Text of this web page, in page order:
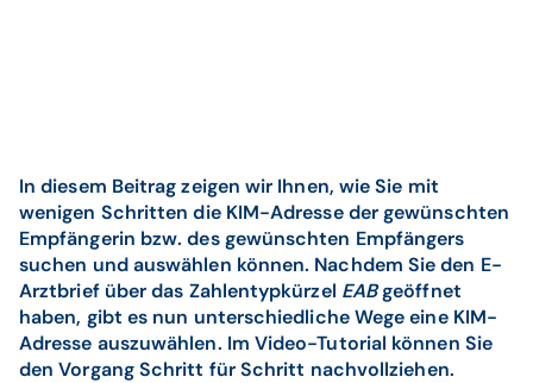
In diesem Beitrag zeigen wir Ihnen, wie Sie mit
wenigen Schritten die KIM-Adresse der gewünschten
Empfängerin bzw. des gewünschten Empfängers
suchen und auswählen können. Nachdem Sie den E-
Arztbrief über das Zahlentypkürzel EABgeöffnet
haben, gibt es nun unterschiedliche Wege eine KIM-
Adresse auszuwählen. Im Video-Tutorial können Sie
den Vorgang Schritt für Schritt nachvollziehen.